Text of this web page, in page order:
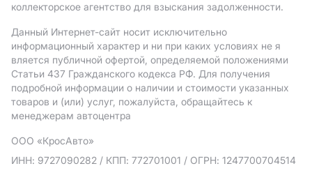
коллекторское агентство для взыскания задолженности.
Данный Интернет-сайт носит исключительно
информационный характер и ни при каких условиях не я
вляется публичной офертой, определяемой положениями
Статьи 437 Гражданского кодекса РФ. Для получения
подробной информации о наличии и стоимости указанных
товаров и (или) услуг, пожалуйста, обращайтесь к
менеджерам автоцентра
ООО «КросАвто»
ИНН: 9727090282 / КПП: 772701001 / ОГРН: 1247700704514